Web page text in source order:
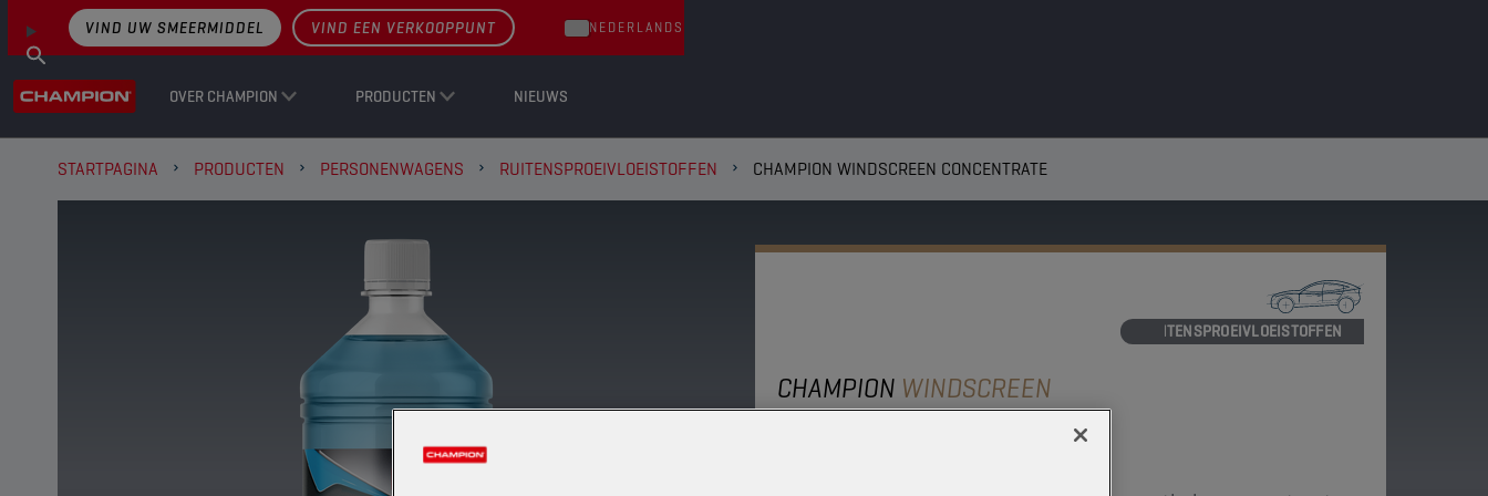
OVER CHAMPION PRODUCTEN NIEUWS
VIND UW SMEERMIDDEL VIND EEN VERKOOPPUNT NEDERLANDS
STARTPAGINA PRODUCTEN PERSONENWAGENS RUITENSPROEIVLOEISTOFFEN CHAMPION WINDSCREEN CONCENTRATE
RUITENSPROEIVLOEISTOFFEN
CHAMPION WINDSCREEN
CONCENTRATE